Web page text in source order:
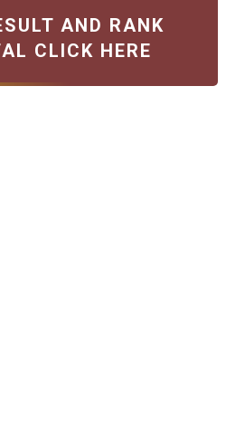
AND RANK
CLICK HERE